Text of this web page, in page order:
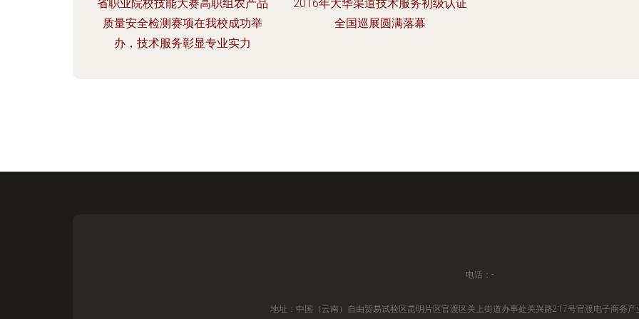
省职业院校技能大赛高职组农产品
质量安全检测赛项在我校成功举
办，技术服务彰显专业实力
2016年大华渠道技术服务初级认证
全国巡展圆满落幕
电话：-
地址：中国（云南）自由贸易试验区昆明片区官渡区关上街道办事处关兴路217号官渡电子商务产